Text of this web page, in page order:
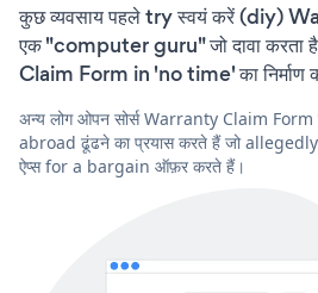
कुछ व्यवसाय पहले try स्वयं करें (diy)
एक "computer guru" जो दावा करता
Claim Form in 'no time' का निर्माण
अन्य लोग ओपन सोर्स Warranty Claim Form
abroad ढूंढने का प्रयास करते हैं जो
ऐप्स for a bargain ऑफ़र करते हैं।